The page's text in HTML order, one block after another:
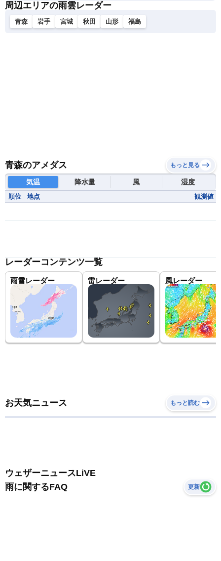
周辺エリアの雨雲レーダー
青森 岩手 宮城 秋田 山形 福島
青森のアメダス もっと見る
気温 降水量 風 湿度
順位 地点 観測値
レーダーコンテンツ一覧
雨雪レーダー 雷レーダー 風レーダー
お天気ニュース もっと読む
ウェザーニュースLiVE
雨に関するFAQ
更新